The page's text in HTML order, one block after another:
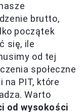
brutto,
początek
się, ile
od tej
społeczne
na PIT, które
Warto
od wysokości